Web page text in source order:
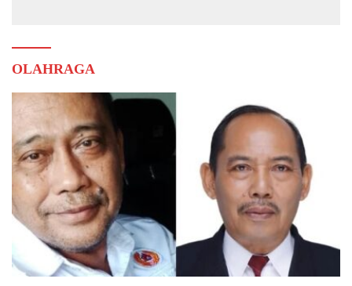
OLAHRAGA